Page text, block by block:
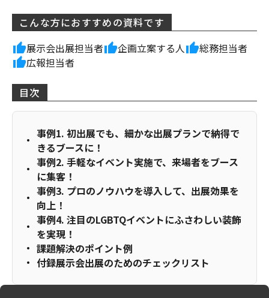
こんな方におすすめの資料です
展示会出展担当者
企画立案する人
総務担当者
広報担当者
目次
事例1. 初出展でも、細かな出展プランで納得で
きるブースに！
事例2. 手軽なイベント実施で、来場者をブース
に集客！
事例3. プロのノウハウを導入して、出展効果を
向上！
事例4. 注目のLGBTQイベントにふさわしい装飾
を実現！
課題解決のポイント例
付録展示会出展のためのチェックリスト